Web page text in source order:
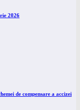
2026
de compensare a accizei